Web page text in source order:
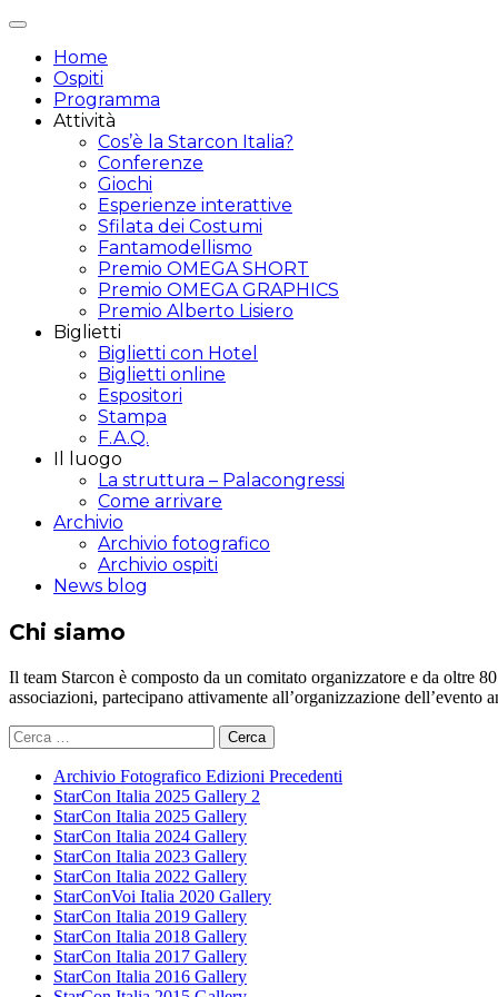
Attiva/disattiva
navigazione
Home
Ospiti
Programma
Attività
Cos’è la Starcon Italia?
Conferenze
Giochi
Esperienze interattive
Sfilata dei Costumi
Fantamodellismo
Premio OMEGA SHORT
Premio OMEGA GRAPHICS
Premio Alberto Lisiero
Biglietti
Biglietti con Hotel
Biglietti online
Espositori
Stampa
F.A.Q.
Il luogo
La struttura – Palacongressi
Come arrivare
Archivio
Archivio fotografico
Archivio ospiti
News blog
Chi siamo
Il team Starcon è composto da un comitato organizzatore e da oltre
associazioni, partecipano attivamente all’organizzazione
Ricerca
per:
Archivio Fotografico Edizioni Precedenti
StarCon Italia 2025 Gallery 2
StarCon Italia 2025 Gallery
StarCon Italia 2024 Gallery
StarCon Italia 2023 Gallery
StarCon Italia 2022 Gallery
StarConVoi Italia 2020 Gallery
StarCon Italia 2019 Gallery
StarCon Italia 2018 Gallery
StarCon Italia 2017 Gallery
StarCon Italia 2016 Gallery